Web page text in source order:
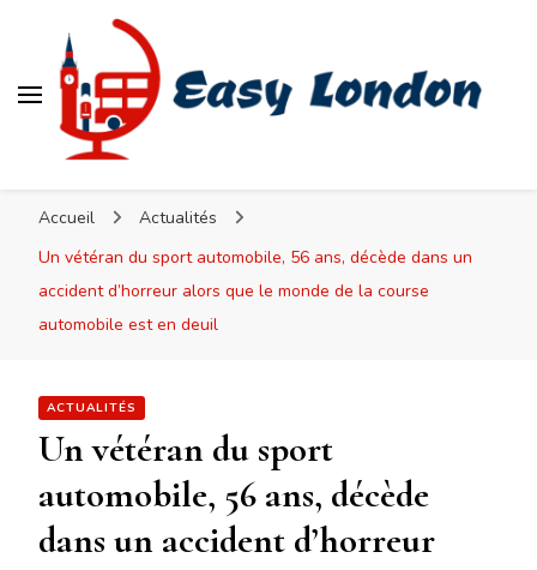
Accueil
Actualités
Un vétéran du sport automobile, 56 ans, décède dans un
accident d’horreur alors que le monde de la course
automobile est en deuil
ACTUALITÉS
Un vétéran du sport
automobile, 56 ans, décède
dans un accident d’horreur